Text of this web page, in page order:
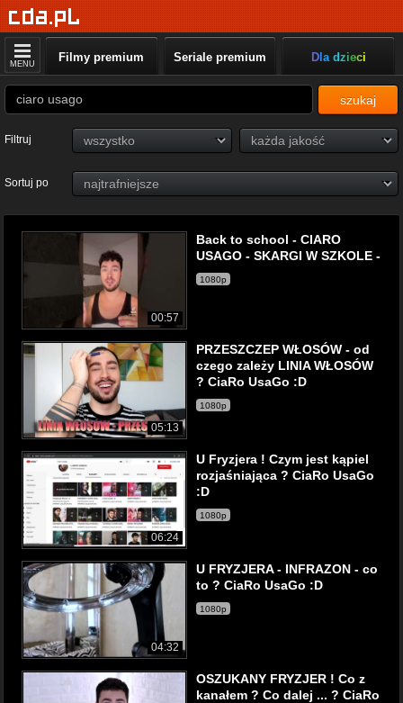
MENU Filmy premium Seriale premium Dla dzieci
szukaj
Filtruj
Sortuj po
00:57
Back to school - CIARO
USAGO - SKARGI W SZKOLE -
1080p
05:13
PRZESZCZEP WŁOSÓW - od
czego zależy LINIA WŁOSÓW
? CiaRo UsaGo :D
1080p
06:24
U Fryzjera ! Czym jest kąpiel
rozjaśniająca ? CiaRo UsaGo
:D
1080p
04:32
U FRYZJERA - INFRAZON - co
to ? CiaRo UsaGo :D
1080p
OSZUKANY FRYZJER ! Co z
kanałem ? Co dalej ... ? CiaRo